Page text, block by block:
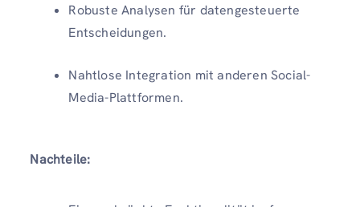
Robuste Analysen für datengesteuerte
Entscheidungen.
Nahtlose Integration mit anderen Social-
Media-Plattformen.
Nachteile: